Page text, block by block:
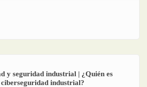
Instrumentación | Instrumentación precisa
y seguridad industrial | ¿Quién es
ciberseguridad industrial?